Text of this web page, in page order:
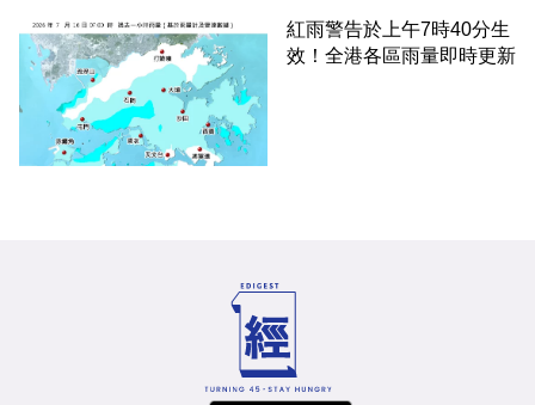
紅雨警告於上午7時40分生
效！全港各區雨量即時更新